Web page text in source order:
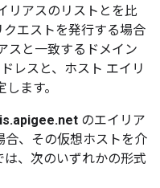
リアスのリストとを比
エストを発行する場合
スと一致するドメイン
レスと、ホスト エイリ
ます。
のエイリア
合、その仮想ホストを介
は、次のいずれかの形式